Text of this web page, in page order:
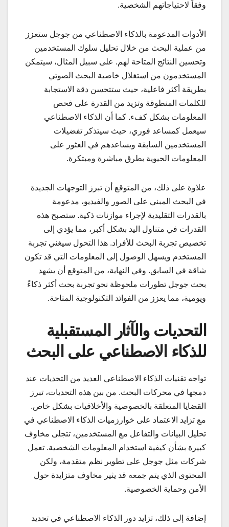
وفقاً لاحتياجاتهم الشخصية.
الأدوات المدعومة بالذكاء الاصطناعي من جوجل ستعزز
من عملية البحث من خلال تحليل سلوك المستخدمين
وتحسين النتائج المتاحة لهم. على سبيل المثال، سيتمكن
المستخدمون من استغلال خاصية البحث الصوتي
بطريقة أكثر فاعلية، حيث ستتحسن دقة الاستجابة
للكلمات المنطوقة وتزيد من القدرة على فحص
المعلومات بشكل كفء. كما أن الذكاء الاصطناعي
سيعمل كمساعد فوري، حيث سيتذكر تفضيلات
المستخدمين السابقة ويساعدهم في العثور على
المعلومات الحيوية بطرق مباشرة ومبتكرة.
علاوة على ذلك، من المتوقع أن تبرز التوجهات الجديدة
في البحث المبني على الصور والفيديو، مدعومة
بالقدرات التقليدية لإجراء موازنات ذكية. ستصبح هذه
القدرات في متناول اليد بشكل أكبر، مما يؤدي إلى
تخصيص تجربة البحث للأفراد. هذا التحول سيغني تجربة
المستخدم ويسهل الوصول إلى المعلومات التي قد تكون
شاقة في السابق. وفي النهاية، من المتوقع أن يشهد
بحث جوجل تطورات ملحوظة نحو تجربة بحث أكثر ذكاءً
ويومية، مما يعزز من الفوائد التكنولوجية المتاحة.
التحديات والآثار المستقبلية
للذكاء الاصطناعي على البحث
تواجه تقنيات الذكاء الاصطناعي العديد من التحديات عند
دمجها في محركات البحث. من بين هذه التحديات، تبرز
القضايا المتعلقة بالخصوصية والأخلاقيات بشكل خاص.
مع تزايد الاعتماد على خوارزميات الذكاء الاصطناعي في
تحليل البيانات والتفاعل مع المستخدمين، تتجلى مخاوف
كبيرة بشأن كيفية استخدام المعلومات الشخصية. تعمل
شركات مثل جوجل على تطوير نظم متقدمة، ولكن
المحتوى الذي يتم جمعه قد يثير مخاوف متزايدة حول
الأمن وحماية الخصوصية.
إضافة إلى ذلك، تزايد دور الذكاء الاصطناعي في تحديد